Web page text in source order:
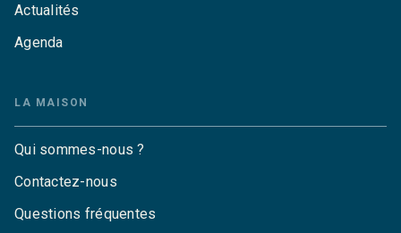
Actualités
Agenda
LA MAISON
Qui sommes-nous ?
Contactez-nous
Questions fréquentes